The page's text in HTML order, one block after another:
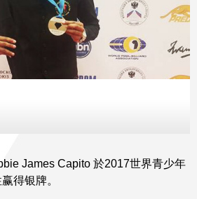
James Capito 於2017世界青少年
得银牌。